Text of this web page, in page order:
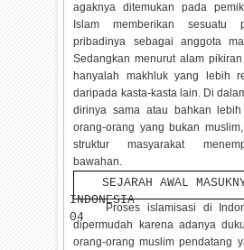
agaknya ditemukan pada
Islam memberikan sesuatu
pribadinya sebagai anggota
Sedangkan menurut alam
hanyalah makhluk yang lebih
daripada kasta-kasta lain. Di
dirinya sama atau bahkan
orang-orang yang bukan
struktur masyarakat
bawahan.
SEJARAH AWAL
04
Proses islamisasi di
dipermudah karena adanya
orang-orang muslim pendatang